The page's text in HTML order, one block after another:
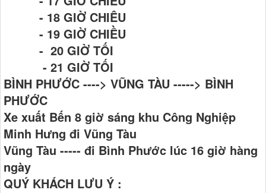
- 18 GIỜ CHIÊU
- 19 GIỜ CHIỀU
- 20 GIỜ TỐI
- 21 GIỜ TỐI
BÌNH PHƯỚC ----> VŨNG TÀU -----> BÌNH
PHƯỚC
Xe xuất Bến 8 giờ sáng khu Công Nghiệp
Minh Hưng đi Vũng Tàu
Vũng Tàu ----- đi Bình Phước lúc 16 giờ hàng
ngày
QUÝ KHÁCH LƯU Ý :